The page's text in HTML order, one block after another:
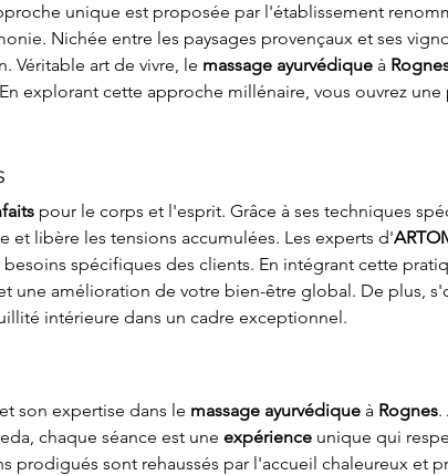
unique est proposée par l'établissement
Nichée entre les paysages provençaux et ses
Véritable art de vivre, le massage ayurvédique à
explorant cette approche millénaire, vous ouvrez une
pour le corps et l'esprit. Grâce à ses techniques
libère les tensions accumulées. Les experts d'
spécifiques des clients. En intégrant cette
une amélioration de votre bien-être global. De plus,
intérieure dans un cadre exceptionnel.
son expertise dans le massage ayurvédique à Rognes.
chaque séance est une expérience unique qui
prodigués sont rehaussés par l'accueil chaleureux et